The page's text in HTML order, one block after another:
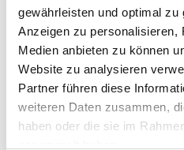
gewährleisten und optimal
Anzeigen zu personalisieren,
Medien anbieten zu können
Website zu analysieren
Partner führen diese
weiteren Daten zusammen,
haben oder die sie im
ZUBEHÖR UND PASSENDE